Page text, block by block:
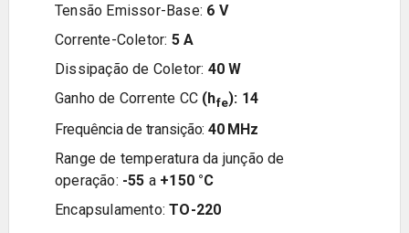
Tensão Emissor-Base: 6 V
Corrente-Coletor: 5 A
Dissipação de Coletor: 40 W
Ganho de Corrente CC (hfe): 14
Frequência de transição: 40 MHz
Range de temperatura da junção de
operação: -55 a+150 °C
Encapsulamento:TO-220